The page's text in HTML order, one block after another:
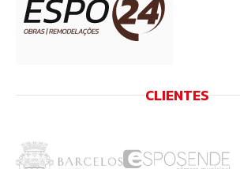
CLIENTES